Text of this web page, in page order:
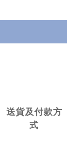
送貨及付款方
式